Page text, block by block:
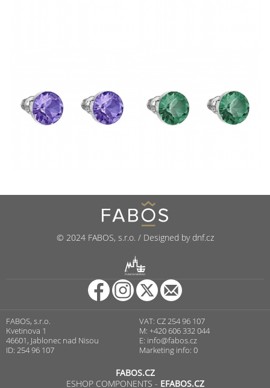
© 2024 FABOS, s.r.o. / Designed by dnf.cz
PUNCOVNÍ ÚŘAD
FABOS, s.r.o.
Kvetinova 1
46601, Jablonec nad Nisou
ID: 254 96 107
VAT: CZ 254 96 107
M: +420 606 332 044
E: info@fabos.cz
Marketing info: 0
FABOS.CZ
ESHOP COMPONENTS - EFABOS.CZ